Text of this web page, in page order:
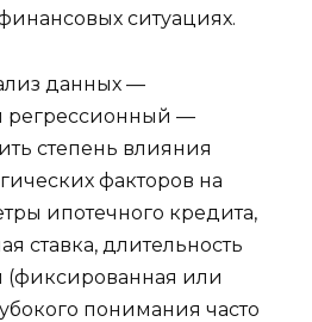
ситуациях.
данных —
регрессионный —
степень влияния
факторов на
ипотечного кредита,
ставка, длительность
(фиксированная или
понимания часто